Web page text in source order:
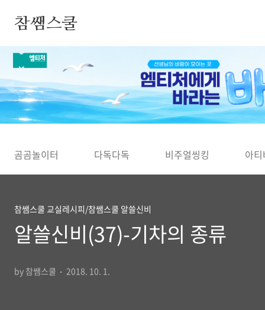
참쌤스쿨
◀
곰곰놀이터 다독다독 비주얼씽킹 아
참쌤스쿨 교실레시피/참쌤스쿨 알쓸신비
알쓸신비(37)-기차의 종류
by 참쌤스쿨 2018. 10. 1.